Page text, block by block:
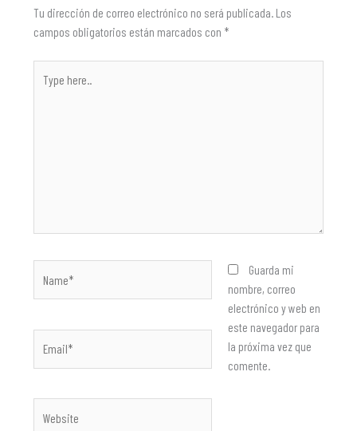
Tu dirección de correo electrónico no será publicada. Los
campos obligatorios están marcados con *
here..
Guarda mi
nombre, correo
electrónico y web en
este navegador para
la próxima vez que
comente.